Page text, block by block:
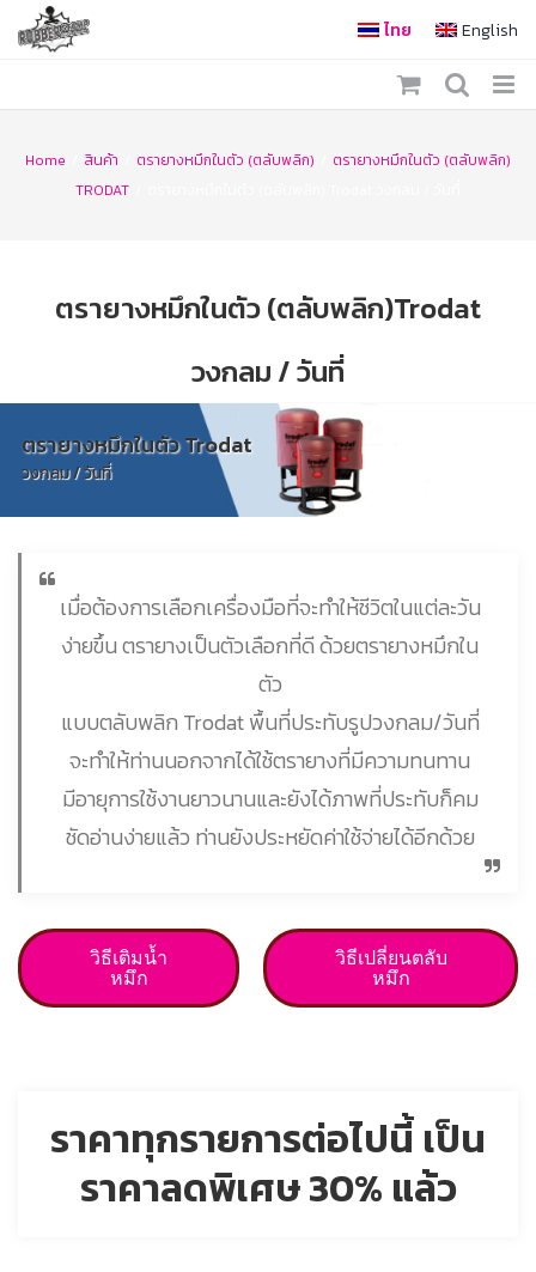
ไทย English
Home สินค้า ตรายางหมึกในตัว (ตลับพลิก)
ตรายางหมึกในตัว (ตลับพลิก)
TRODAT
ตรายางหมึกในตัว (ตลับพลิก)Trodat
วงกลม / วันที่
ตรายางหมึกในตัว Trodat
วงกลม / วันที่
เมื่อต้องการเลือกเครื่องมือที่จะทำให้ชีวิตในแต่ละวัน
ง่ายขึ้น ตรายางเป็นตัวเลือกที่ดี ด้วยตรายางหมึกใน
ตัว
แบบตลับพลิก Trodat พื้นที่ประทับรูปวงกลม/วันที่
จะทำให้ท่านนอกจากได้ใช้ตรายางที่มีความทนทาน
มีอายุการใช้งานยาวนานและยังได้ภาพที่ประทับก็คม
ชัดอ่านง่ายแล้ว ท่านยังประหยัดค่าใช้จ่ายได้อีกด้วย
วิธีเติมน้ำ
หมึก
วิธีเปลี่ยนตลับ
หมึก
ราคาทุกรายการต่อไปนี้ เป็น
ราคาลดพิเศษ 30% แล้ว